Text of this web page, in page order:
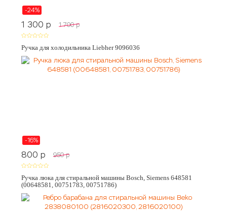
-24%
1 300 p 1 700 p
Ручка для холодильника Liebher 9096036
-16%
800 p 950 p
Ручка люка для стиральной машины Bosch, Siemens 648581
(00648581, 00751783, 00751786)